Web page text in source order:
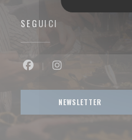
SEGUICI
Facebook ((apre una
NEWSLETTER